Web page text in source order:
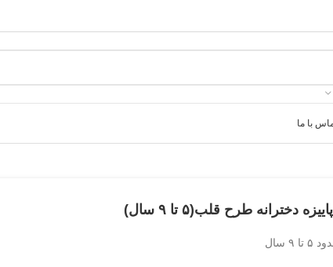
با ما
دخترانه طرح قلب(۵ تا ۹ سال)
سال